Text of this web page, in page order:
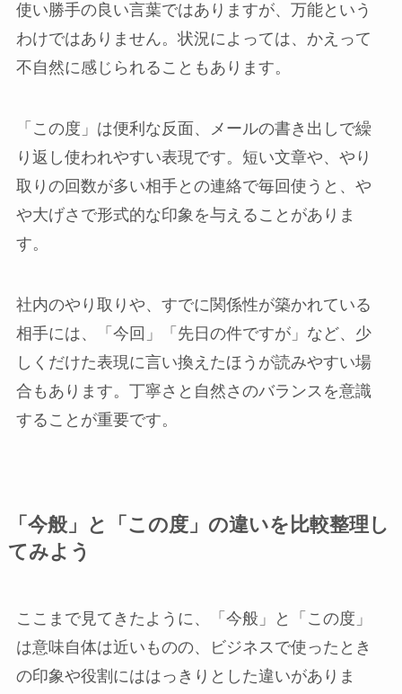
使い勝手の良い言葉ではありますが、万能という
わけではありません。状況によっては、かえって
不自然に感じられることもあります。
「この度」は便利な反面、メールの書き出しで繰
り返し使われやすい表現です。短い文章や、やり
取りの回数が多い相手との連絡で毎回使うと、や
や大げさで形式的な印象を与えることがありま
す。
社内のやり取りや、すでに関係性が築かれている
相手には、「今回」「先日の件ですが」など、少
しくだけた表現に言い換えたほうが読みやすい場
合もあります。丁寧さと自然さのバランスを意識
することが重要です。
「今般」と「この度」の違いを比較整理し
てみよう
ここまで見てきたように、「今般」と「この度」
は意味自体は近いものの、ビジネスで使ったとき
の印象や役割にははっきりとした違いがありま